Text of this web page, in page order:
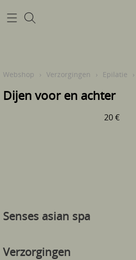
Home
Mijn account
Pre infectie info
Senses asian spa
Verzorgingen
Webshop › Verzorgingen › Epilatie ›
Dijen voor en achter
20 €